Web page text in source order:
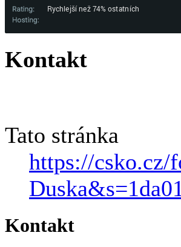
Kontakt
Tato stránka
https://csko.cz/
Kontakt